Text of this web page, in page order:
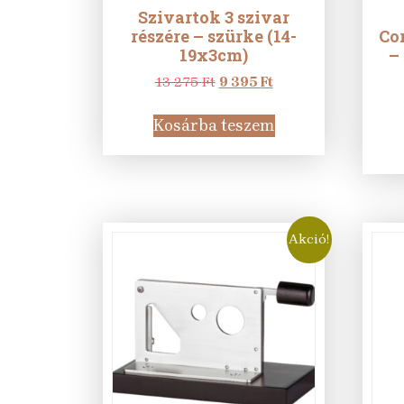
Szivartok 3 szivar
részére – szürke (14-
19x3cm)
13 275Ft Original
was:
13
275 Ft.
9 395 FtCurrent
is:
9
395 Ft.
Kosárba teszem
–
Akció!